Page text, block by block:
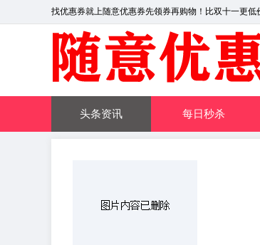
找优惠券就上随意优惠券先领券再购物！比双十一更低
头条资讯 每日秒杀